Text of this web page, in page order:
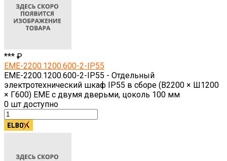
*** ₽
EME-2200.1200.600-2-IP55
EME-2200.1200.600-2-IP55 - Отдельный
электротехнический шкаф IP55 в сборе (В2200 × Ш1200
× Г600) EME с двумя дверьми, цоколь 100 мм
0 шт доступно